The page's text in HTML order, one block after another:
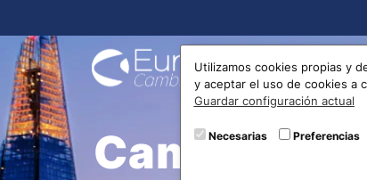
Utilizamos cookies propias y
y aceptar el uso de cookies a
Guardar configuración actual
Necesarias Preferencias